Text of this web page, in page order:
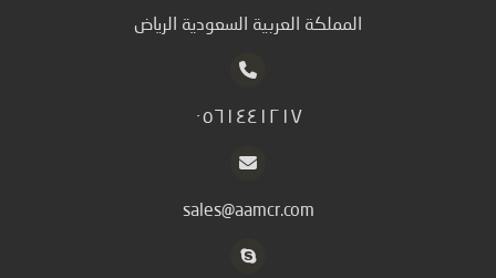
المملكة العربية السعودية الرياض
٠٥٦١٤٤١٢١٧
sales@aamcr.com